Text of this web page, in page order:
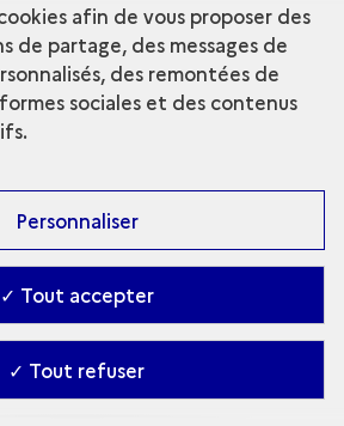
afin de vous proposer des
de partage, des messages de
des remontées de
sociales et des contenus
Personnaliser
✓ Tout accepter
✓ Tout refuser